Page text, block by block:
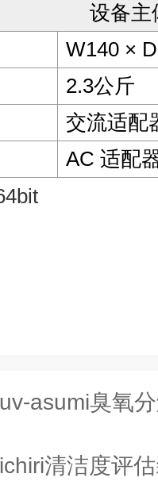
设备主
W140 ×
2.3公斤
交流适配
AC 适配
asumi臭氧
清洁度评